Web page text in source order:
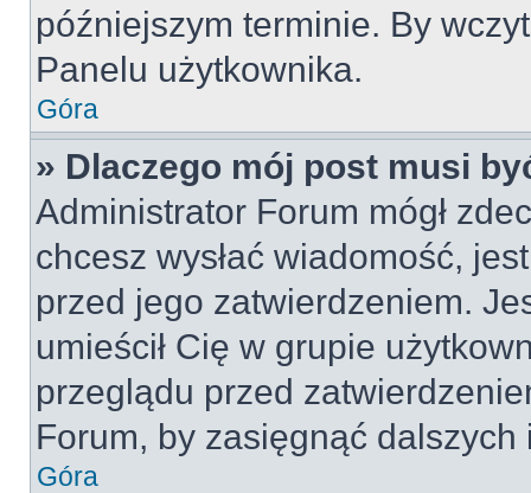
późniejszym terminie. By
Panelu użytkownika.
Góra
» Dlaczego mój post musi
Administrator Forum mógł
chcesz wysłać wiadomość,
przed jego zatwierdzeniem.
umieścił Cię w grupie
przeglądu przed
Forum, by zasięgnąć dalszych
Góra